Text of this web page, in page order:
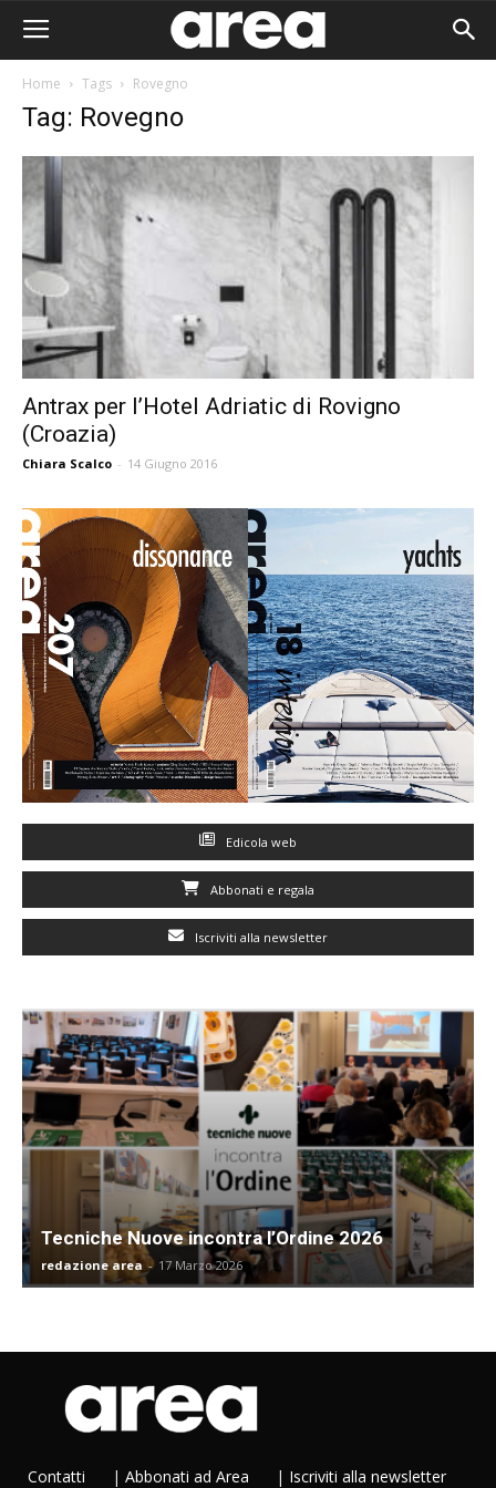
Home Tags Rovegno
Tag: Rovegno
Antrax per l’Hotel Adriatic di Rovigno
(Croazia)
Chiara Scalco - 14 Giugno 2016
Edicola web
Abbonati e regala
Iscriviti alla newsletter
Tecniche Nuove incontra l’Ordine 2026
redazione area - 17 Marzo 2026
Contatti | Abbonati ad Area | Iscriviti alla newsletter